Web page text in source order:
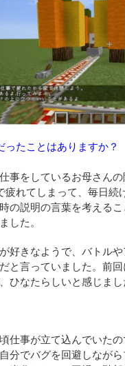
たことはありますか？
事をしているお母さん
れてしまって、毎日続
の説明の言葉を考える
した。
好きなようで、バトル
と言っていました。前
ひなたらしいと感じまし
仕事が立て込んでいた
分でバグを回避しなが